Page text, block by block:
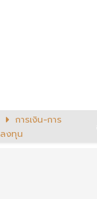
การเงิน-การ
ลงทุน